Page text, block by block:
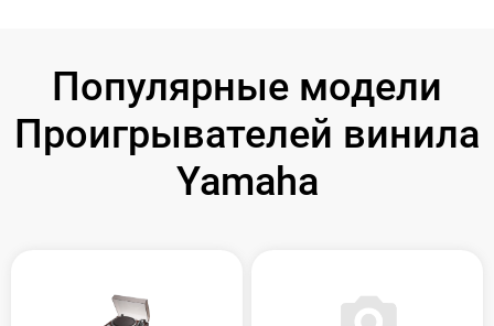
Популярные модели
Проигрывателей винила
Yamaha